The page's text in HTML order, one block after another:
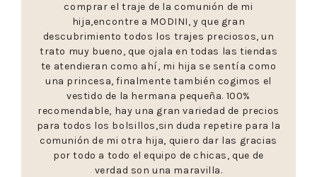
comprar el traje de la comunión de mi
hija,encontre a MODINI, y que gran
descubrimiento todos los trajes preciosos, un
trato muy bueno, que ojala en todas las tiendas
te atendieran como ahí, mi hija se sentía como
una princesa, finalmente también cogimos el
vestido de la hermana pequeña. 100%
recomendable, hay una gran variedad de precios
para todos los bolsillos,sin duda repetire para la
comunión de mi otra hija, quiero dar las gracias
por todo a todo el equipo de chicas, que de
verdad son una maravilla.